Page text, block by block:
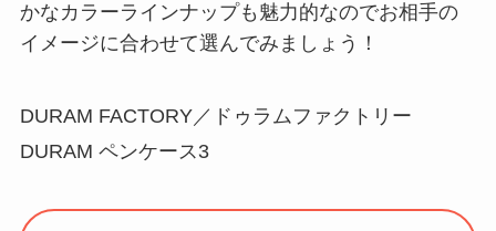
かなカラーラインナップも魅力的なのでお相手の
イメージに合わせて選んでみましょう！
DURAM FACTORY／ドゥラムファクトリー
DURAM ペンケース3